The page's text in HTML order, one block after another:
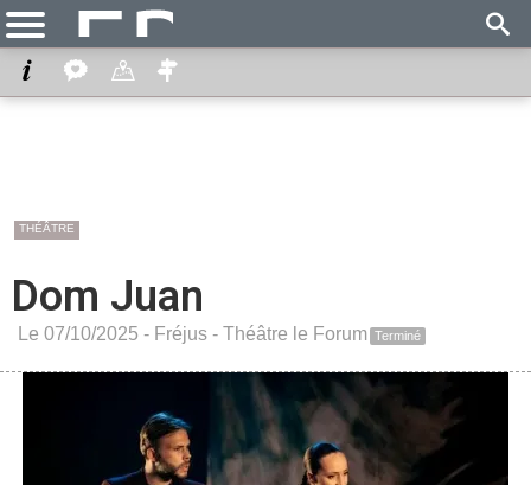
THÉÂTRE
Dom Juan
Le 07/10/2025 - Fréjus - Théâtre le Forum Terminé